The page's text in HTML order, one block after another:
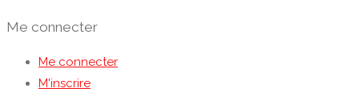
Me connecter
Me connecter
M'inscrire